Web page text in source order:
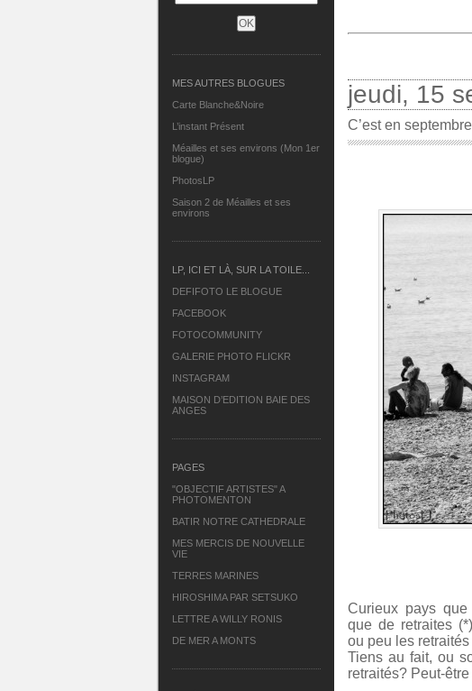
MES AUTRES BLOGUES
Carte Blanche&Noire
L’instant Présent
Méailles et ses environs (Mon 1er
blogue)
PhotosLP
Saison 2 de Méailles et ses
environs
LP, ICI ET LÀ, SUR LA TOILE...
DEFIFOTO LE BLOGUE
FACEBOOK
FOTOCOMMUNITY
GALERIE PHOTO FLICKR
INSTAGRAM
MAISON D’EDITION BAIE DES
ANGES
PAGES
"OBJECTIF ARTISTES" A
PHOTOMENTON
BATIR NOTRE CATHEDRALE
MES MERCIS DE NOUVELLE
VIE
TERRES MARINES
HIROSHIMA PAR SETSUKO
LETTRE A WILLY RONIS
DE MER A MONTS
jeudi, 15
C’est en septembre
Curieux pays
que de retraites
ou peu les retraités
Tiens au fait, ou
retraités? Peut-